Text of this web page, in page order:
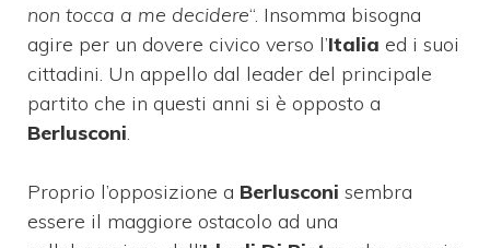
non tocca a me decidere“. Insomma bisogna
agire per un dovere civico verso l’Italia ed i suoi
cittadini. Un appello dal leader del principale
partito che in questi anni si è opposto a
Berlusconi.
Proprio l’opposizione a Berlusconi sembra
essere il maggiore ostacolo ad una